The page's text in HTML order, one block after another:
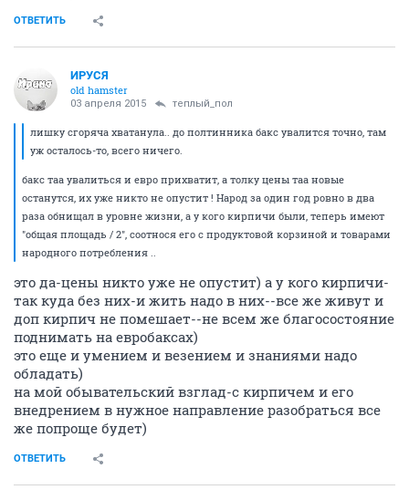
ОТВЕТИТЬ
ИРУСЯ
old hamster
03 апреля 2015 теплый_пол
лишку сгоряча хватанула.. до полтинника бакс увалится точно, там
уж осталось-то, всего ничего.
бакс таа увалиться и евро прихватит, а толку цены таа новые
останутся, их уже никто не опустит ! Народ за один год ровно в два
раза обнищал в уровне жизни, а у кого кирпичи были, теперь имеют
"общая площадь / 2", соотнося его с продуктовой корзиной и товарами
народного потребления ..
это да-цены никто уже не опустит) а у кого кирпичи-
так куда без них-и жить надо в них--все же живут и
доп кирпич не помешает--не всем же благосостояние
поднимать на евробаксах)
это еще и умением и везением и знаниями надо
обладать)
на мой обывательский взглад-с кирпичем и его
внедрением в нужное направление разобраться все
же попроще будет)
ОТВЕТИТЬ